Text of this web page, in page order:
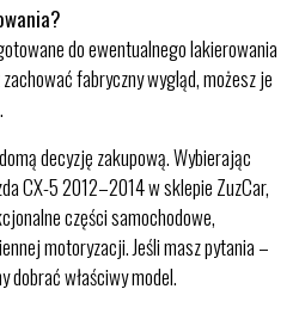
do ewentualnego lakierowania
fabryczny wygląd, możesz je
decyzję zakupową. Wybierając
CX-5 2012–2014 w sklepie ZuzCar,
części samochodowe,
motoryzacji. Jeśli masz pytania –
dobrać właściwy model.